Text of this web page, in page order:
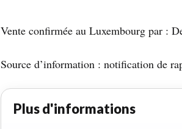
Vente confirmée au Luxembourg par :
Source d’information : notification de
Plus d'informations